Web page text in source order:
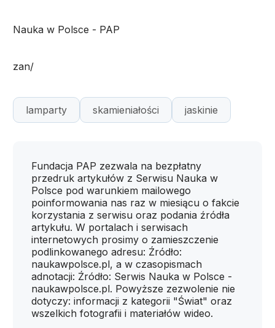
Nauka w Polsce - PAP
zan/
lamparty skamieniałości jaskinie
Fundacja PAP zezwala na bezpłatny
przedruk artykułów z Serwisu Nauka w
Polsce pod warunkiem mailowego
poinformowania nas raz w miesiącu o fakcie
korzystania z serwisu oraz podania źródła
artykułu. W portalach i serwisach
internetowych prosimy o zamieszczenie
podlinkowanego adresu: Źródło:
naukawpolsce.pl, a w czasopismach
adnotacji: Źródło: Serwis Nauka w Polsce -
naukawpolsce.pl. Powyższe zezwolenie nie
dotyczy: informacji z kategorii "Świat" oraz
wszelkich fotografii i materiałów wideo.